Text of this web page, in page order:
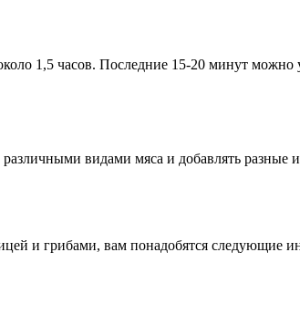
1,5 часов. Последние 15-20 минут можно
видами мяса и добавлять разные
и грибами, вам понадобятся следующие